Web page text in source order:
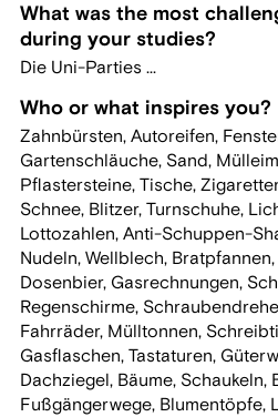
What was the most
during your studies?
Die Uni-Parties ...
Who or what inspires you?
Zahnbürsten, Autoreifen,
Gartenschläuche, Sand,
Pflastersteine, Tische,
Schnee, Blitzer, Turnschuhe,
Lottozahlen, Anti-Schuppen-
Nudeln, Wellblech,
Dosenbier, Gasrechnungen,
Regenschirme,
Fahrräder, Mülltonnen,
Gasflaschen, Tastaturen,
Dachziegel, Bäume, Schaukeln,
Fußgängerwege, Blumentöpfe,